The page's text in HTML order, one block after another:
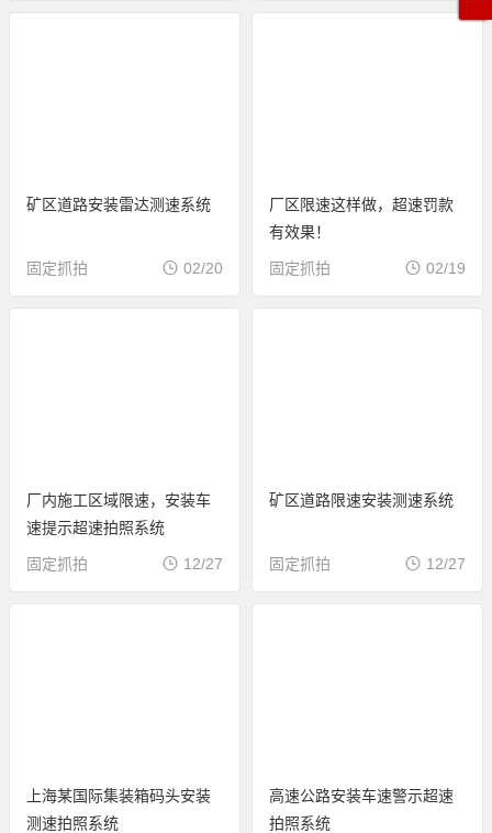
矿区道路安装雷达测速系统
固定抓拍 02/20
厂区限速这样做，超速罚款
有效果！
固定抓拍 02/19
厂内施工区域限速，安装车
速提示超速拍照系统
固定抓拍 12/27
矿区道路限速安装测速系统
固定抓拍 12/27
上海某国际集装箱码头安装
测速拍照系统
高速公路安装车速警示超速
拍照系统